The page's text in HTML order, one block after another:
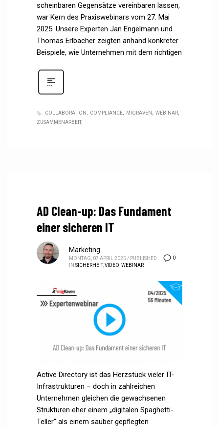
scheinbaren Gegensätze vereinbaren lassen,
war Kern des Praxiswebinars vom 27. Mai
2025. Unsere Experten Jan Engelmann und
Thomas Erlbacher zeigten anhand konkreter
Beispiele, wie Unternehmen mit dem richtigen
COLLABORATION COMPLIANCE MIGRAVEN
WEBINAR
ZUSAMMENARBEIT
AD Clean-up: Das Fundament
einer sicheren IT
0
Marketing
MONTAG, 07 APRIL 2025 / PUBLISHED
IN SICHERHEIT,VIDEO WEBINAR
Active Directory ist das Herzstück vieler IT-
Infrastrukturen – doch in zahlreichen
Unternehmen gleichen die gewachsenen
Strukturen eher einem „digitalen Spaghetti-
Teller“ als einem sauber gepflegten